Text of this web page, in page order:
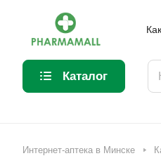
Каталог
Интернет-аптека в Минске